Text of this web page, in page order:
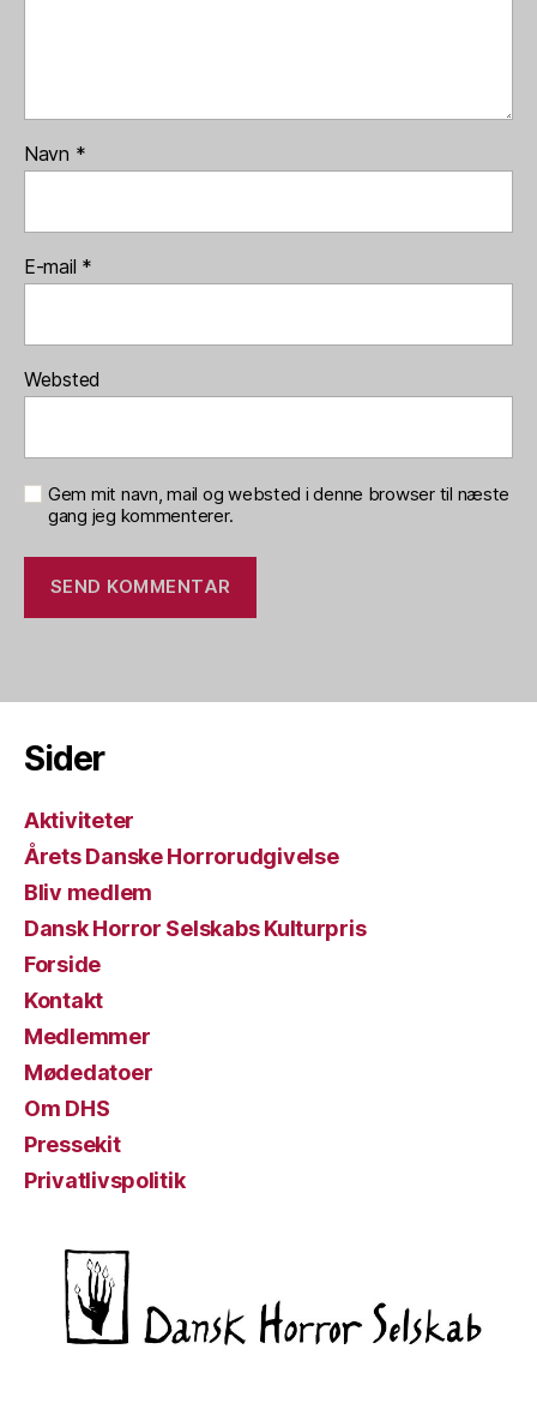
Navn *
E-mail *
Websted
Gem mit navn, mail og websted i denne browser til næste
gang jeg kommenterer.
Sider
Aktiviteter
Årets Danske Horrorudgivelse
Bliv medlem
Dansk Horror Selskabs Kulturpris
Forside
Kontakt
Medlemmer
Mødedatoer
Om DHS
Pressekit
Privatlivspolitik